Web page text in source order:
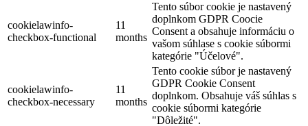
cookielawinfo-
checkbox-functional
11
months
Tento súbor cookie je nastavený
doplnkom GDPR Coocie
Consent a obsahuje informáciu o
vašom súhlase s cookie súbormi
kategórie "Účelové".
cookielawinfo-
checkbox-necessary
11
months
Tento cookie súbor je nastavený
GDPR Cookie Consent
doplnkom. Obsahuje váš súhlas s
cookie súbormi kategórie
"Dôležité".